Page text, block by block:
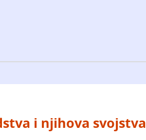
i njihova svojstva